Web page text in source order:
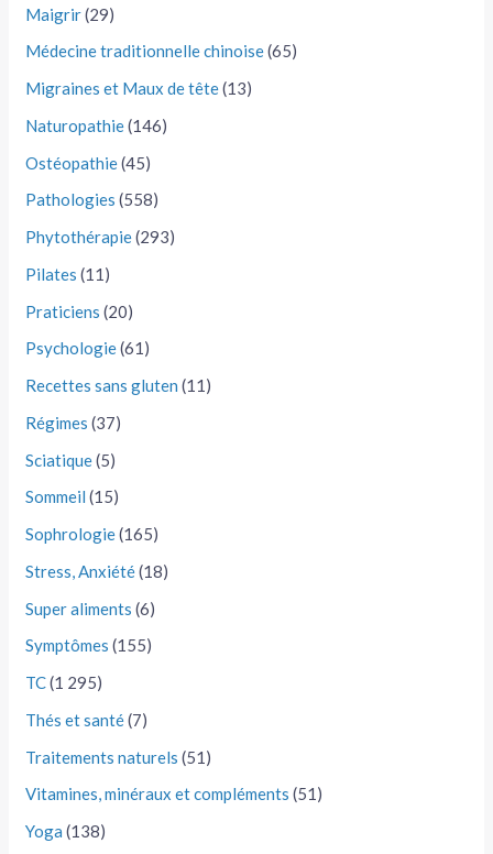
Maigrir(29)
Médecine traditionnelle chinoise(65)
Migraines et Maux de tête(13)
Naturopathie(146)
Ostéopathie(45)
Pathologies (558)
Phytothérapie(293)
Pilates (11)
Praticiens (20)
Psychologie(61)
Recettes sans gluten (11)
Régimes (37)
Sciatique(5)
Sommeil (15)
Sophrologie(165)
Stress, Anxiété(18)
Super aliments (6)
Symptômes (155)
TC(1 295)
Thés et santé(7)
Traitements naturels (51)
Vitamines, minéraux et compléments (51)
Yoga (138)